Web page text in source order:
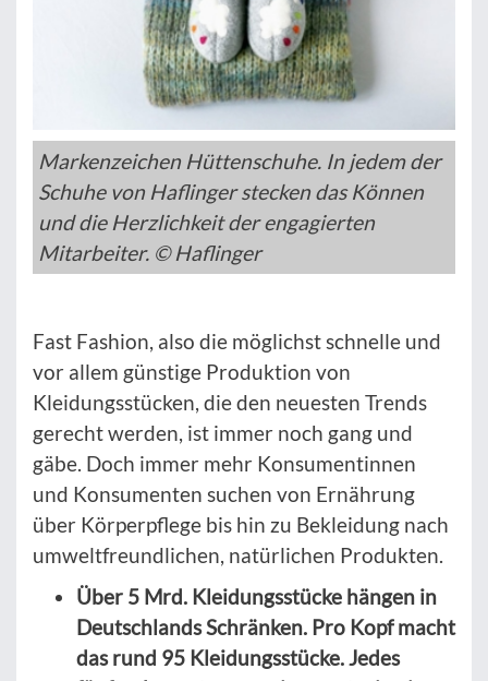
Markenzeichen Hüttenschuhe. In jedem der
Schuhe von Haflinger stecken das Können
und die Herzlichkeit der engagierten
Mitarbeiter. © Haflinger
Fast Fashion, also die möglichst schnelle und
vor allem günstige Produktion von
Kleidungsstücken, die den neuesten Trends
gerecht werden, ist immer noch gang und
gäbe. Doch immer mehr Konsumentinnen
und Konsumenten suchen von Ernährung
über Körperpflege bis hin zu Bekleidung nach
umweltfreundlichen, natürlichen Produkten.
Über 5 Mrd. Kleidungsstücke hängen in
Deutschlands Schränken. Pro Kopf macht
das rund 95 Kleidungsstücke. Jedes